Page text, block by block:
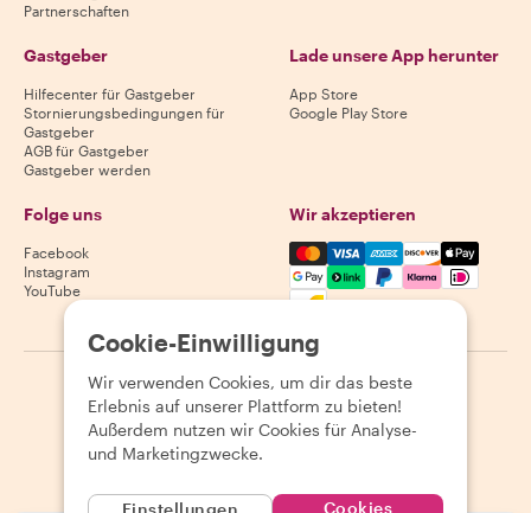
Partnerschaften
Gastgeber
Hilfecenter für Gastgeber
Stornierungsbedingungen für
Gastgeber
AGB für Gastgeber
Gastgeber werden
Lade unsere App herunter
App Store
Google Play Store
Folge uns
Facebook
Instagram
YouTube
Wir akzeptieren
Mastercard, Visa, Amex,
2026 Withlocals.com | Datenschutzerklärung | Cookies
Seitenübersicht
Cookie-Einwilligung
Wir verwenden Cookies, um dir das beste
Erlebnis auf unserer Plattform zu bieten!
Außerdem nutzen wir Cookies für Analyse-
und Marketingzwecke.
Einstellungen Cookies